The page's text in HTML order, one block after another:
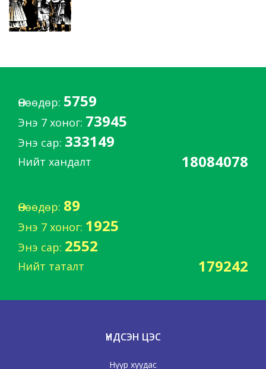
Өнөөдөр: 5759
Энэ 7 хоног: 73945
Энэ сар: 333149
Нийт хандалт 18084078
Өнөөдөр: 89
Энэ 7 хоног: 1925
Энэ сар: 2552
Нийт таталт 179242
ҮНДСЭН ЦЭС
Нүүр хуудас